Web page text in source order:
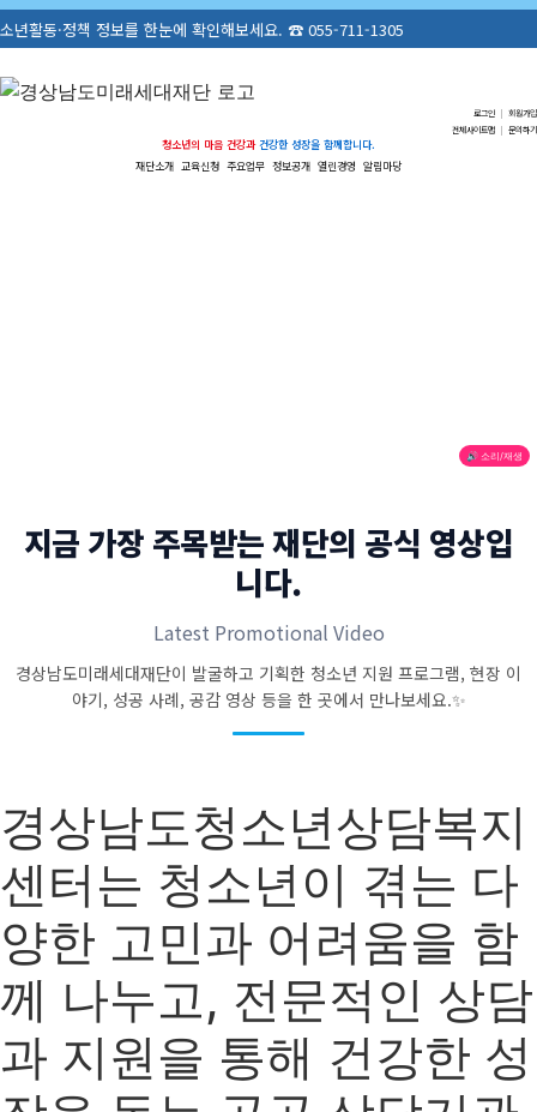
정보를 한눈에 확인해보세요. ☎ 055-711-1305
로그인 | 회원가입
전체사이트맵 | 문의하기
청소년의 마음 건강과 건강한 성장을 함께합니다.
재단소개 교육신청 주요업무 정보공개 열린경영 알림마당
🔊 소리/재생
지금 가장 주목받는 재단의 공식 영상입
니다.
Latest Promotional Video
경상남도미래세대재단이 발굴하고 기획한 청소년 지원 프로그램, 현장 이
야기, 성공 사례, 공감 영상 등을 한 곳에서 만나보세요.✨
경상남도청소년상담복지
센터는 청소년이 겪는 다
양한 고민과 어려움을 함
께 나누고, 전문적인 상담
과 지원을 통해 건강한 성